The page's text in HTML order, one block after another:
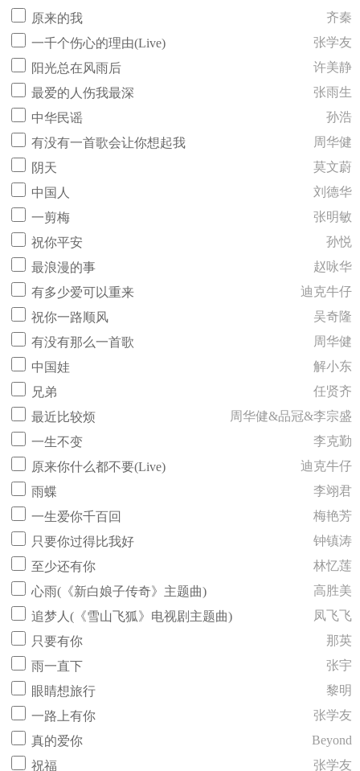
原来的我
齐秦
一千个伤心的理由(Live)
张学友
阳光总在风雨后
许美静
最爱的人伤我最深
张雨生
中华民谣
孙浩
有没有一首歌会让你想起我
周华健
阴天
莫文蔚
中国人
刘德华
一剪梅
张明敏
祝你平安
孙悦
最浪漫的事
赵咏华
有多少爱可以重来
迪克牛仔
祝你一路顺风
吴奇隆
有没有那么一首歌
周华健
中国娃
解小东
兄弟
任贤齐
最近比较烦
周华健&品冠&李宗盛
一生不变
李克勤
原来你什么都不要(Live)
迪克牛仔
雨蝶
李翊君
一生爱你千百回
梅艳芳
只要你过得比我好
钟镇涛
至少还有你
林忆莲
心雨(《新白娘子传奇》主题曲)
高胜美
追梦人(《雪山飞狐》电视剧主题曲)
凤飞飞
只要有你
那英
雨一直下
张宇
眼睛想旅行
黎明
一路上有你
张学友
真的爱你
Beyond
祝福
张学友